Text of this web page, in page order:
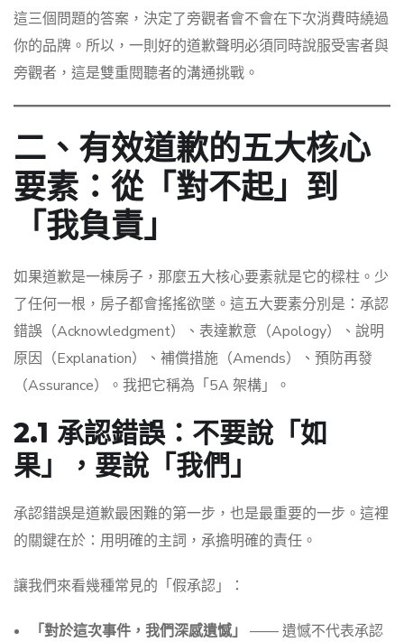
這三個問題的答案，決定了旁觀者會不會在下次消費時繞過
你的品牌。所以，一則好的道歉聲明必須同時說服受害者與
旁觀者，這是雙重閱聽者的溝通挑戰。
二、有效道歉的五大核心
要素：從「對不起」到
「我負責」
如果道歉是一棟房子，那麼五大核心要素就是它的樑柱。少
了任何一根，房子都會搖搖欲墜。這五大要素分別是：承認
錯誤（Acknowledgment）、表達歉意（Apology）、說明
原因（Explanation）、補償措施（Amends）、預防再發
（Assurance）。我把它稱為「5A 架構」。
2.1 承認錯誤：不要說「如
果」，要說「我們」
承認錯誤是道歉最困難的第一步，也是最重要的一步。這裡
的關鍵在於：用明確的主詞，承擔明確的責任。
讓我們來看幾種常見的「假承認」：
「對於這次事件，我們深感遺憾」 —— 遺憾不代表承認